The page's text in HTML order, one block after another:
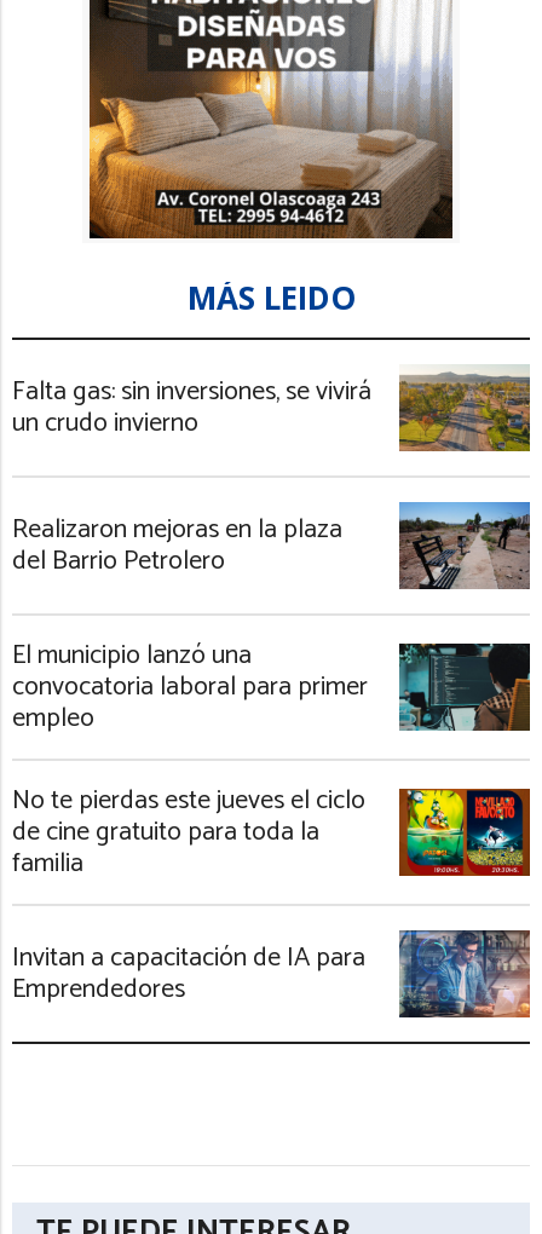
MÁS LEIDO
Falta gas: sin inversiones, se vivirá
un crudo invierno
Realizaron mejoras en la plaza
del Barrio Petrolero
El municipio lanzó una
convocatoria laboral para primer
empleo
No te pierdas este jueves el ciclo
de cine gratuito para toda la
familia
Invitan a capacitación de IA para
Emprendedores